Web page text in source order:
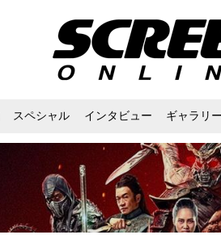
スペシャル インタビュー ギャラリ